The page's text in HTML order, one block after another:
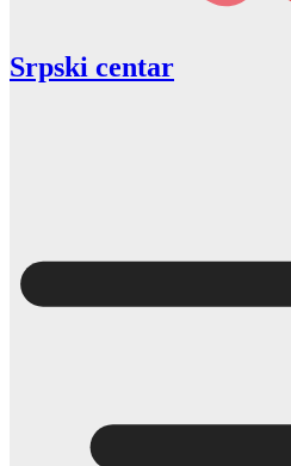
Srpski centar